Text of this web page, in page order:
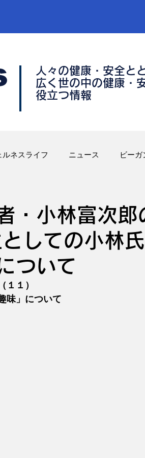
人々の健康・安全と
広く世の中の健康・
​役立つ情報
ルネスライフ ニュース ビーガ
・小林富次郎
しての小林
ついて
１１）
味」について